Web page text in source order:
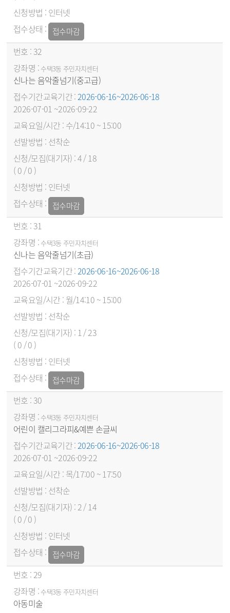
인터넷
접수마감
32
수택3동 주민자치센터
신나는 음악줄넘기(중고급)
2026-06-16~2026-06-18
2026-07-01 ~2026-09-22
수/14:10 ~ 15:00
선착순
4 / 18
( 0 / 0 )
인터넷
접수마감
31
수택3동 주민자치센터
신나는 음악줄넘기(초급)
2026-06-16~2026-06-18
2026-07-01 ~2026-09-22
월/14:10 ~ 15:00
선착순
1 / 23
( 0 / 0 )
인터넷
접수마감
30
수택3동 주민자치센터
어린이 캘리그라피&예쁜 손글씨
2026-06-16~2026-06-18
2026-07-01 ~2026-09-22
목/17:00 ~ 17:50
선착순
2 / 14
( 0 / 0 )
인터넷
접수마감
29
수택3동 주민자치센터
아동미술